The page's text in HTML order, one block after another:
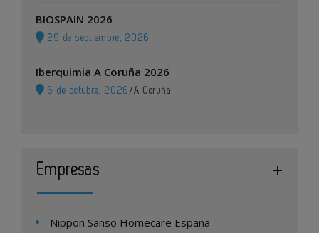
BIOSPAIN 2026
29 de septiembre, 2026
Iberquimia A Coruña 2026
6 de octubre, 2026 /A Coruña
Empresas
Nippon Sanso Homecare España